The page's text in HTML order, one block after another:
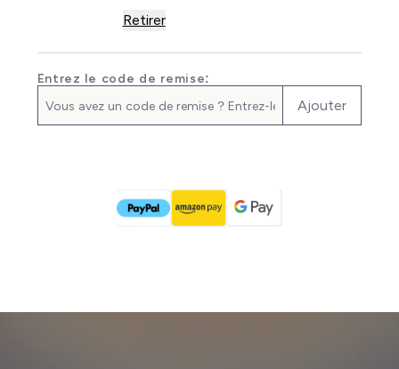
Retirer
Entrez le code de remise:
Ajouter